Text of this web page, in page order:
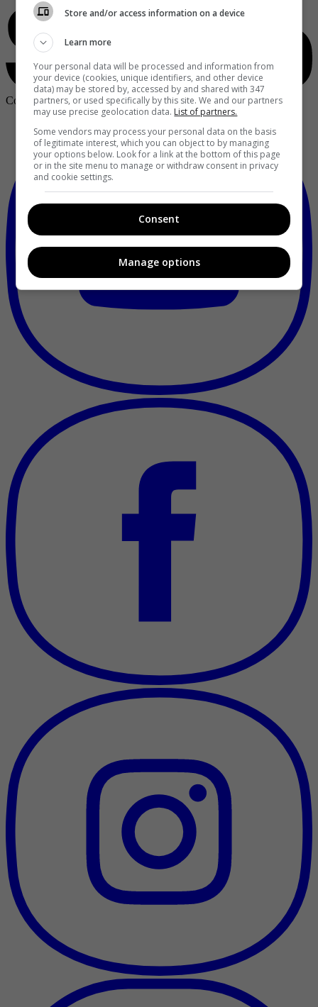
Copyright ©2026Publicaciones Semana S.A.
Store and/or access information on a device
Learn more
Your personal data will be processed and information from
your device (cookies, unique identifiers, and other device
data) may be stored by, accessed by and shared with 347
partners, or used specifically by this site. We and our partners
may use precise geolocation data. List of partners.
Some vendors may process your personal data on the basis
of legitimate interest, which you can object to by managing
your options below. Look for a link at the bottom of this page
or in the site menu to manage or withdraw consent in privacy
and cookie settings.
Consent
Manage options